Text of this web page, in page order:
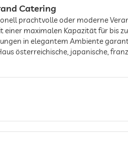
Catering
prachtvolle oder moderne
maximalen Kapazität für bis
in elegantem Ambiente
österreichische, japanische,